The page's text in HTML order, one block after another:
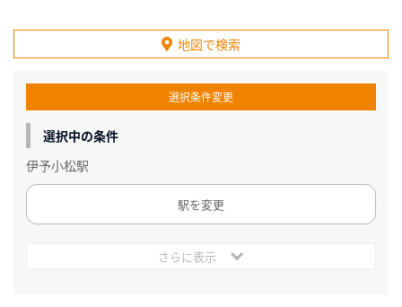
地図で検索
選択条件変更
選択中の条件
伊予小松駅
駅を変更
さらに表示